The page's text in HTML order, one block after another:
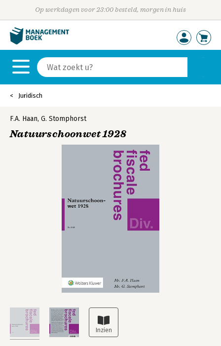
Op werkdagen voor 23:00 besteld, morgen in huis
Juridisch
F.A. Haan, G. Stomphorst
Natuurschoonwet 1928